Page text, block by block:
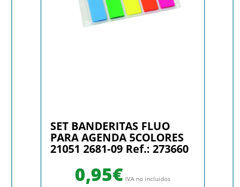
SET BANDERITAS FLUO
PARA AGENDA 5COLORES
21051 2681-09 Ref.: 273660
0,95€ IVA no incluidos